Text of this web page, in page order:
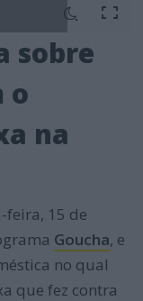
sobre
o
na
feira, 15 de
Goucha, e
no qual
que fez contra